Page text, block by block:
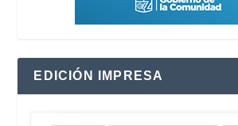
EDICIÓN IMPRESA